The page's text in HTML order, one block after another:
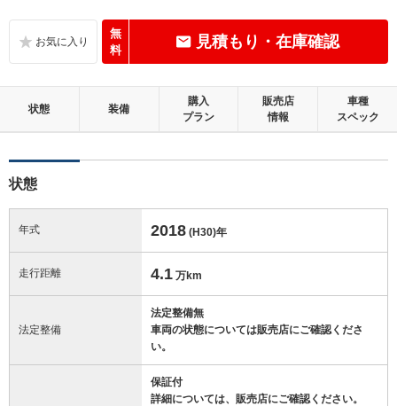
無
料
見積もり・在庫確認
状態 装備
購入
プラン
販売店
情報
車種
スペック
状態
年式 2018 (H30)年
走行距離 4.1 万km
法定整備
法定整備無
車両の状態については販売店にご確認くださ
い。
保証付
詳細については、販売店にご確認ください。